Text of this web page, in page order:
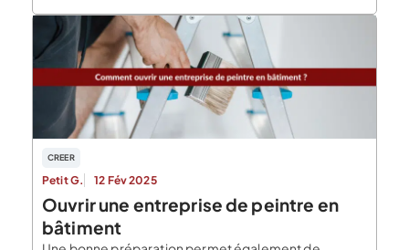
CREER
Petit G. 12 Fév 2025
Ouvrir une entreprise de peintre en
bâtiment